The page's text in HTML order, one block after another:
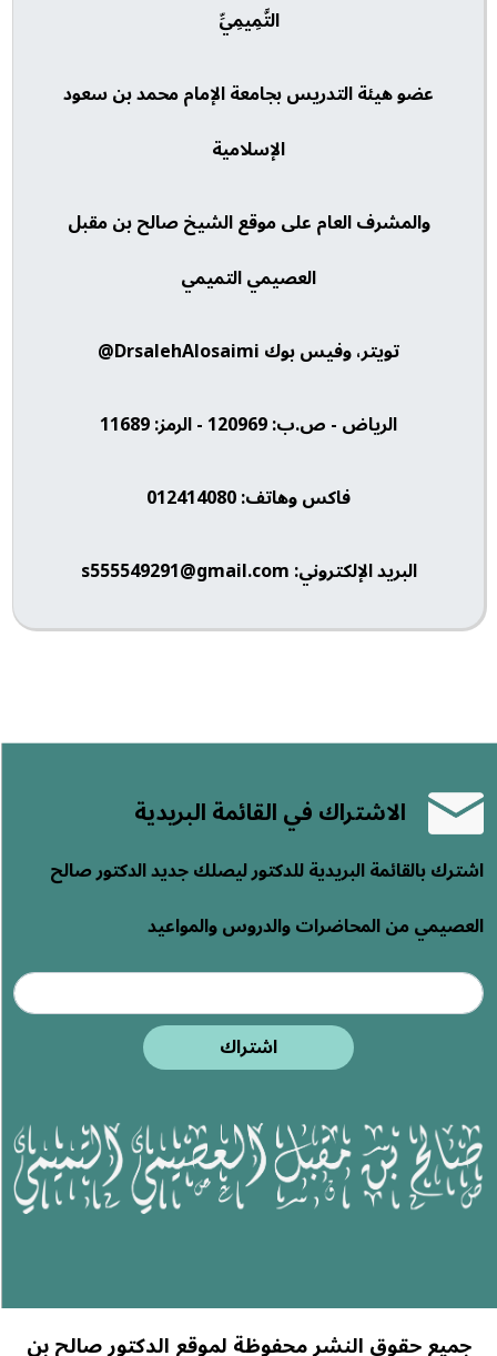
التَّمِيمِيِّ
عضو هيئة التدريس بجامعة الإمام محمد بن سعود
الإسلامية
والمشرف العام على موقع الشيخ صالح بن مقبل
العصيمي التميمي
تويتر، وفيس بوك DrsalehAlosaimi@
الرياض - ص.ب: 120969 - الرمز: 11689
فاكس وهاتف: 012414080
البريد الإلكتروني: s555549291@gmail.com
الاشتراك في القائمة البريدية
اشترك بالقائمة البريدية للدكتور ليصلك جديد الدكتور صالح
العصيمي من المحاضرات والدروس والمواعيد
اشتراك
جميع حقوق النشر محفوظة لموقع الدكتور صالح بن